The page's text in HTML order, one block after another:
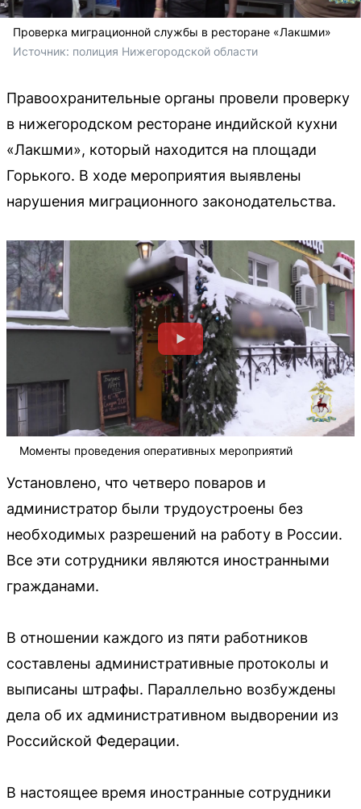
Проверка миграционной службы в ресторане «Лакшми»
Источник: полиция Нижегородской области
Правоохранительные органы провели проверку
в нижегородском ресторане индийской кухни
«Лакшми», который находится на площади
Горького. В ходе мероприятия выявлены
нарушения миграционного законодательства.
Моменты проведения оперативных мероприятий
Установлено, что четверо поваров и
администратор были трудоустроены без
необходимых разрешений на работу в России.
Все эти сотрудники являются иностранными
гражданами.
В отношении каждого из пяти работников
составлены административные протоколы и
выписаны штрафы. Параллельно возбуждены
дела об их административном выдворении из
Российской Федерации.
В настоящее время иностранные сотрудники